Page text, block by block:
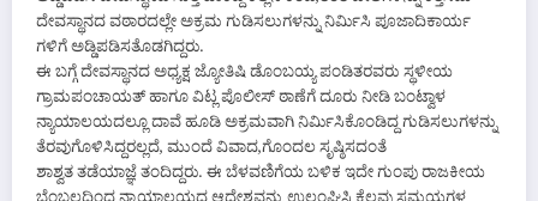
ದೇವಸ್ಥಾನದ ವಠಾರದಲ್ಲೇ ಅಕ್ರಮ ಗುಡಿಸಲುಗಳನ್ನು ನಿರ್ಮಿಸಿ ಪೂಜಾದಿಕಾರ್ಯ
ಗಳಿಗೆ ಅಡ್ಡಿಪಡಿಸತೊಡಗಿದ್ದರು.
ಈ ಬಗ್ಗೆ ದೇವಸ್ಥಾನದ ಅಧ್ಯಕ್ಷ ಜ್ಯೋತಿಷಿ ಡೊಂಬಯ್ಯ ಪಂಡಿತರವರು ಸ್ಥಳೀಯ
ಗ್ರಾಮಪಂಚಾಯತ್ ಹಾಗೂ ವಿಟ್ಲ ಪೊಲೀಸ್ ಠಾಣೆಗೆ ದೂರು ನೀಡಿ ಬಂಟ್ವಾಳ
ನ್ಯಾಯಾಲಯದಲ್ಲೂ ದಾವೆ ಹೂಡಿ ಅಕ್ರಮವಾಗಿ ನಿರ್ಮಿಸಿಕೊಂಡಿದ್ದ ಗುಡಿಸಲುಗಳನ್ನು
ತೆರವುಗೊಳಿಸಿದ್ದರಲ್ಲದೆ, ಮುಂದೆ ವಿವಾದ,ಗೊಂದಲ ಸೃಷ್ಠಿಸದಂತೆ
ಶಾಶ್ವತ ತಡೆಯಾಜ್ಞೆ ತಂದಿದ್ದರು. ಈ ಬೆಳವಣಿಗೆಯ ಬಳಿಕ ಇದೇ ಗುಂಪು ರಾಜಕೀಯ